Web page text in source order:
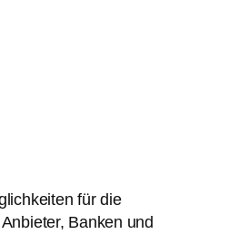
für die
Banken und